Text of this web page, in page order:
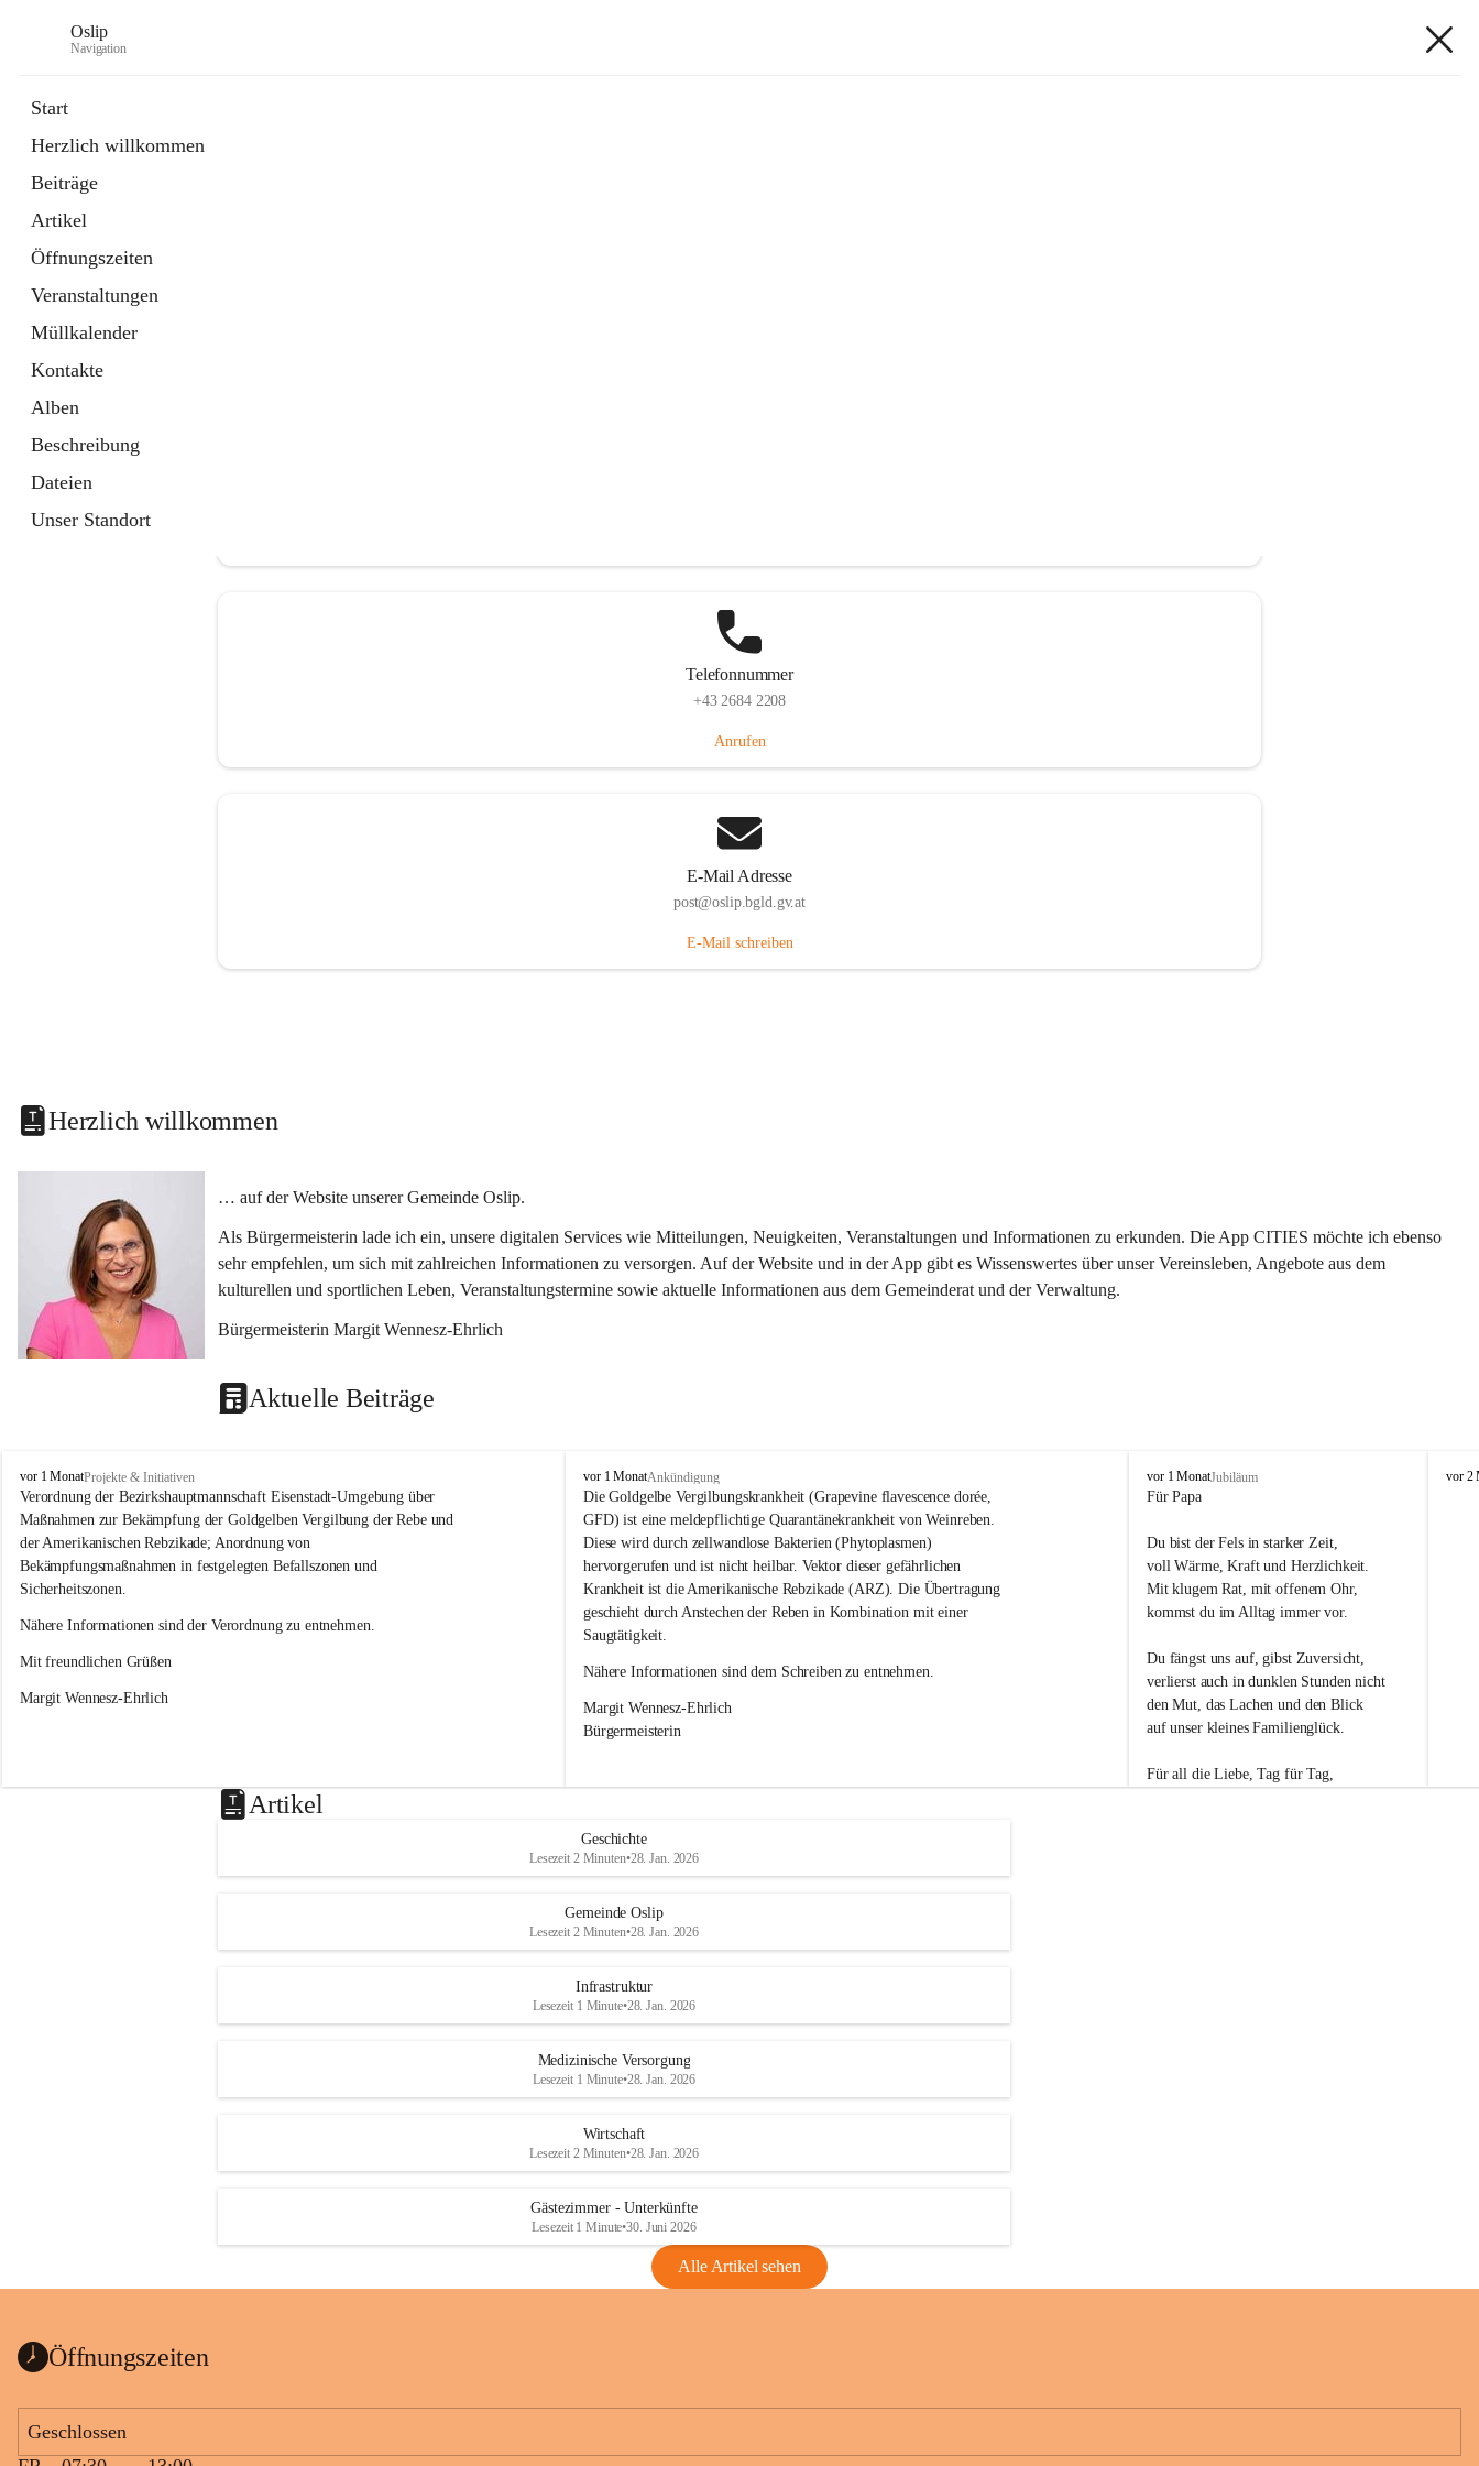
Oslip
Navigation
Start
Herzlich willkommen
Beiträge
Artikel
Öffnungszeiten
Veranstaltungen
Müllkalender
Kontakte
Alben
Beschreibung
Dateien
Unser Standort
Telefonnummer
+43 2684 2208
Anrufen
E-Mail Adresse
post@oslip.bgld.gv.at
E-Mail schreiben
Herzlich willkommen
… auf der Website unserer Gemeinde Oslip.
Als Bürgermeisterin lade ich ein, unsere digitalen Services wie Mitteilungen, Neuigkeiten, Veranstaltungen und Informationen zu erkunden. Die App CITIES möchte ich ebenso
sehr empfehlen, um sich mit zahlreichen Informationen zu versorgen. Auf der Website und in der App gibt es Wissenswertes über unser Vereinsleben, Angebote aus dem
kulturellen und sportlichen Leben, Veranstaltungstermine sowie aktuelle Informationen aus dem Gemeinderat und der Verwaltung.
Bürgermeisterin Margit Wennesz-Ehrlich
Aktuelle Beiträge
O
s
l
i
p
vor 1 MonatProjekte & Initiativen
Verordnung der Bezirkshauptmannschaft Eisenstadt-Umgebung über
Maßnahmen zur Bekämpfung der Goldgelben Vergilbung der Rebe und
der Amerikanischen Rebzikade; Anordnung von
Bekämpfungsmaßnahmen in festgelegten Befallszonen und
Sicherheitszonen.
Nähere Informationen sind der Verordnung zu entnehmen.
Mit freundlichen Grüßen
Margit Wennesz-Ehrlich
O
s
l
i
p
vor 1 MonatAnkündigung
Die Goldgelbe Vergilbungskrankheit (Grapevine flavescence dorée,
GFD) ist eine meldepflichtige Quarantänekrankheit von Weinreben.
Diese wird durch zellwandlose Bakterien (Phytoplasmen)
hervorgerufen und ist nicht heilbar. Vektor dieser gefährlichen
Krankheit ist die Amerikanische Rebzikade (ARZ). Die Übertragung
geschieht durch Anstechen der Reben in Kombination mit einer
Saugtätigkeit.
Nähere Informationen sind dem Schreiben zu entnehmen.
Margit Wennesz-Ehrlich
Bürgermeisterin
O
s
i
vor 1 MonatJubiläum
Für Papa
Du bist der Fels in starker Zeit,
voll Wärme, Kraft und Herzlichkeit.
Mit klugem Rat, mit offenem Ohr,
kommst du im Alltag immer vor.
Du fängst uns auf, gibst Zuversicht,
verlierst auch in dunklen Stunden nicht
den Mut, das Lachen und den Blick
auf unser kleines Familienglück.
Für all die Liebe, Tag für Tag,
O
vor 2
Artikel
Geschichte
Lesezeit 2 Minuten•28. Jan. 2026
Gemeinde Oslip
Lesezeit 2 Minuten•28. Jan. 2026
Infrastruktur
Lesezeit 1 Minute•28. Jan. 2026
Medizinische Versorgung
Lesezeit 1 Minute•28. Jan. 2026
Wirtschaft
Lesezeit 2 Minuten•28. Jan. 2026
Gästezimmer - Unterkünfte
Lesezeit 1 Minute•30. Juni 2026
Alle Artikel sehen
Öffnungszeiten
Geschlossen